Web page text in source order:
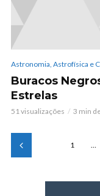
Astronomia, Astrofísica e
Buracos
Estrelas
51 visualizações 3 min
1 …